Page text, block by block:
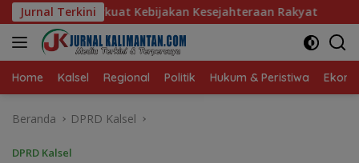
Langsung
ke
konten
Jurnal Terkini
Kesejahteraan Rakyat Baru 10 Persen, Aktivasi
Home Kalsel Regional Politik Hukum & Peristiwa
Beranda DPRD Kalsel
DPRD Kalsel